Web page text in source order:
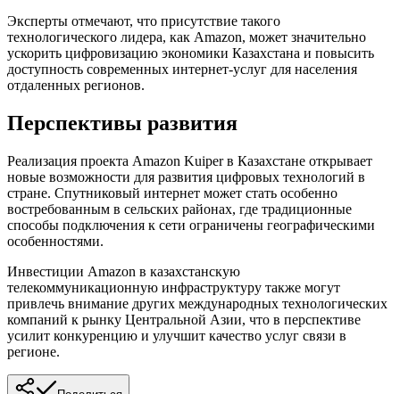
Эксперты отмечают, что присутствие такого
технологического лидера, как Amazon, может значительно
ускорить цифровизацию экономики Казахстана и повысить
доступность современных интернет-услуг для населения
отдаленных регионов.
Перспективы развития
Реализация проекта Amazon Kuiper в Казахстане открывает
новые возможности для развития цифровых технологий в
стране. Спутниковый интернет может стать особенно
востребованным в сельских районах, где традиционные
способы подключения к сети ограничены географическими
особенностями.
Инвестиции Amazon в казахстанскую
телекоммуникационную инфраструктуру также могут
привлечь внимание других международных технологических
компаний к рынку Центральной Азии, что в перспективе
усилит конкуренцию и улучшит качество услуг связи в
регионе.